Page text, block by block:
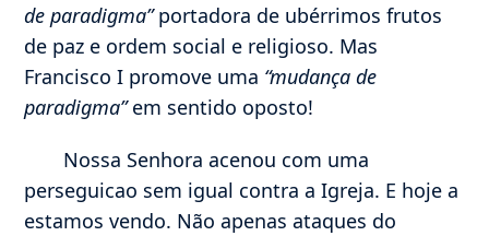
de paradigma”portadora de ubérrimos frutos
de paz e ordem social e religioso. Mas
Francisco I promove uma “mudança de
paradigma”em sentido oposto!
Nossa Senhora acenou com uma
perseguicao sem igual contra a Igreja. E hoje a
estamos vendo. Não apenas ataques do